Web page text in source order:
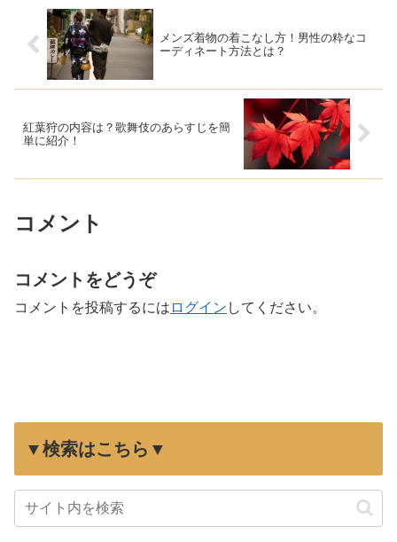
メンズ着物の着こなし方！男性の粋なコ
ーディネート方法とは？
紅葉狩の内容は？歌舞伎のあらすじを簡
単に紹介！
コメント
コメントをどうぞ
コメントを投稿するには ログイン してください。
▼検索はこちら▼